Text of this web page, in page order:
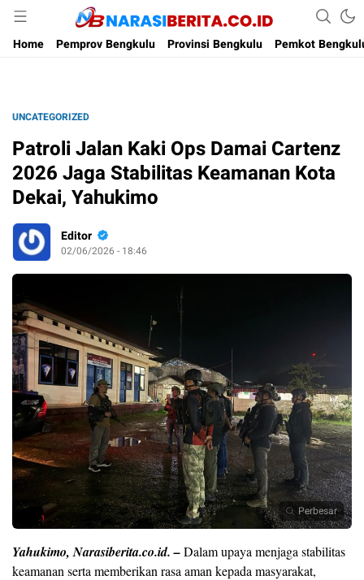
Narasi Berita
Home
Pemprov Bengkulu Provinsi Bengkulu Pemkot
UNCATEGORIZED
Patroli Jalan Kaki Ops Damai Cartenz
2026 Jaga Stabilitas Keamanan Kota
Dekai, Yahukimo
Editor
02/06/2026 - 18:46
Perbesar
Yahukimo, Narasiberita.co.id. –Dalam upaya menjaga stabilitas
keamanan serta memberikan rasa aman kepada masyarakat,